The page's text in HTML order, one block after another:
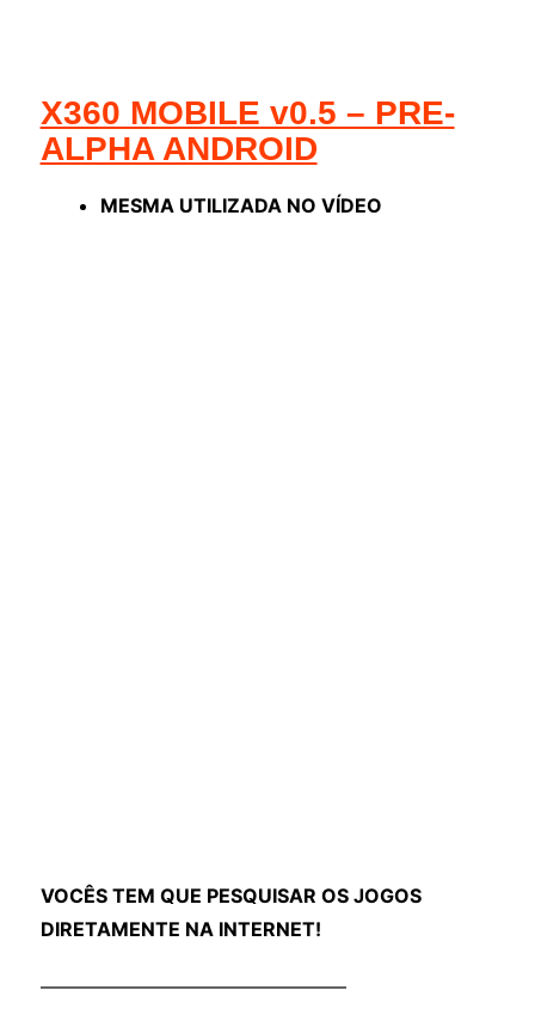
X360 MOBILE v0.5 – PRE-
ALPHA ANDROID
MESMA UTILIZADA NO VÍDEO
VOCÊS TEM QUE PESQUISAR OS JOGOS
DIRETAMENTE NA INTERNET!
————————————————